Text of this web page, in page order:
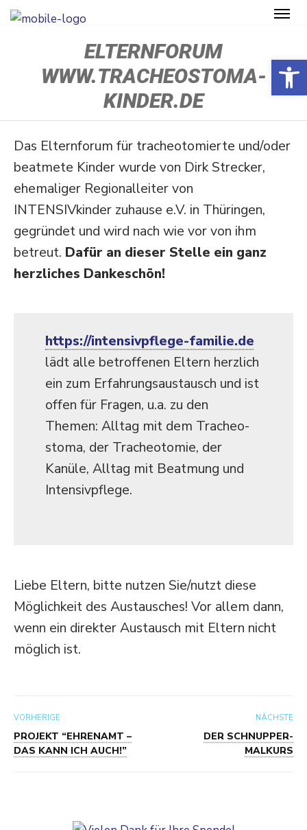
ELTERNFORUM
WWW.TRACHEOSTOMA-
KINDER.DE
Das Eltern­forum für tracheo­to­mierte und/​oder
beatmete Kinder wurde von Dirk Strecker,
ehema­liger Regio­nal­leiter von
INTENSIVkinder zuhause e.V. in Thüringen,
gegründet und wird nach wie vor von ihm
betreut. Dafür an dieser Stelle ein ganz
herzliches Dankeschön!
https://​inten​siv​pflege​-familie​.de
lädt alle betrof­fenen Eltern herzlich
ein zum Erfah­rungs­aus­tausch und ist
offen für Fragen, u.a. zu den
Themen: Alltag mit dem Tracheo­
stoma, der Tracheo­tomie, der
Kanüle, Alltag mit Beatmung und
Intensivpflege.
Liebe Eltern, bitte nutzen Sie/​nutzt diese
Möglichkeit des Austau­sches! Vor allem dann,
wenn ein direkter Austausch mit Eltern nicht
möglich ist.
VORHERIGE
PROJEKT “EHRENAMT –
DAS KANN ICH AUCH!”
NÄCHSTE
DER SCHNUPPER-
MALKURS
Open toolbar